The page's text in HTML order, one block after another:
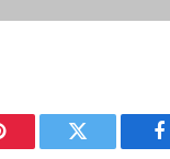
فيسبوك تويتر